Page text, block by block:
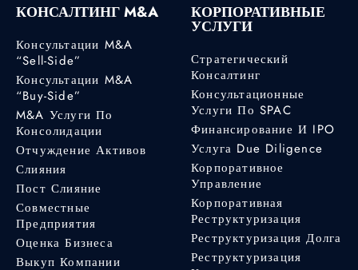
КОНСАЛТИНГ M&A
Консультации M&A
“Sell-Side”
Консультации M&A
“Buy-Side”
M&A Услуги По
Консолидации
Отчуждение Активов
Слияния
Пост Слияние
Совместные
Предприятия
Оценка Бизнеса
Выкуп Компании
КОРПОРАТИВНЫЕ
УСЛУГИ
Стратегический
Консалтинг
Консультационные
Услуги По SPAC
Финансирование И IPO
Услуга Due Diligence
Корпоративное
Управление
Корпоративная
Реструктуризация
Реструктуризация Долга
Реструктуризация